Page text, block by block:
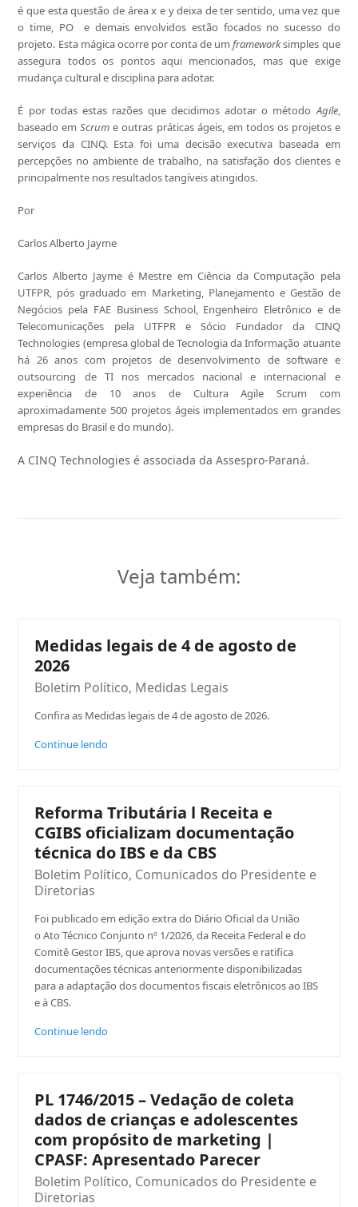
é que esta questão de área x e y deixa de ter sentido, uma vez que
o time, PO e demais envolvidos estão focados no sucesso do
projeto. Esta mágica ocorre por conta de umframeworksimples que
assegura todos os pontos aqui mencionados, mas que exige
mudança cultural e disciplina para adotar.
É por todas estas razões que decidimos adotar o métodoAgile,
baseado emScrum e outras práticas ágeis, em todos os projetos e
serviços da CINQ. Esta foi uma decisão executiva baseada em
percepções no ambiente de trabalho, na satisfação dos clientes e
principalmente nos resultados tangíveis atingidos.
Por
Carlos Alberto Jayme
Carlos Alberto Jayme é Mestre em Ciência da Computação pela
UTFPR, pós graduado em Marketing, Planejamento e Gestão de
Negócios pela FAE Business School, Engenheiro Eletrônico e de
Telecomunicações pela UTFPR e Sócio Fundador da CINQ
Technologies (empresa global de Tecnologia da Informação atuante
há 26 anos com projetos de desenvolvimento de software e
outsourcing de TI nos mercados nacional e internacional e
experiência de 10 anos de Cultura Agile Scrum com
aproximadamente 500 projetos ágeis implementados em grandes
empresas do Brasil e do mundo).
A CINQ Technologies é associada da Assespro-Paraná.
Veja também:
Medidas legais de 4 de agosto de
2026
Boletim Político, Medidas Legais
Confira as Medidas legais de 4 de agosto de 2026.
Continue lendo
Reforma Tributária l Receita e
CGIBS oficializam documentação
técnica do IBS e da CBS
Boletim Político, Comunicados do Presidente e
Diretorias
Foi publicado em edição extra do Diário Oficial da União
o Ato Técnico Conjunto nº 1/2026, da Receita Federal e do
Comitê Gestor IBS, que aprova novas versões e ratifica
documentações técnicas anteriormente disponibilizadas
para a adaptação dos documentos fiscais eletrônicos ao IBS
e à CBS.
Continue lendo
PL 1746/2015 – Vedação de coleta
dados de crianças e adolescentes
com propósito de marketing |
CPASF: Apresentado Parecer
Boletim Político, Comunicados do Presidente e
Diretorias